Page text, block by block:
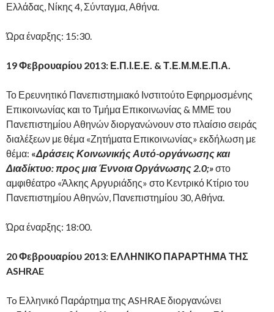
Ελλάδας, Νίκης 4, Σύνταγμα, Αθήνα.
Ώρα έναρξης: 15:30.
19 Φεβρουαρίου 2013: Ε.Π.Ι.Ε.Ε. & Τ.Ε.Μ.Μ.Ε.Π.Α.
Το Ερευνητικό Πανεπιστημιακό Ινστιτούτο Εφηρμοσμένης
Επικοινωνίας και το Τμήμα Επικοινωνίας & ΜΜΕ του
Πανεπιστημίου Αθηνών διοργανώνουν στο πλαίσιο σειράς
διαλέξεων με θέμα «Ζητήματα Επικοινωνίας» εκδήλωση με
θέμα: «Δράσεις Κοινωνικής Αυτό-οργάνωσης και
Διαδίκτυο: προς μια Έννοια Οργάνωσης 2.0;»στο
αμφιθέατρο «Άλκης Αργυριάδης» στο Κεντρικό Κτίριο του
Πανεπιστημίου Αθηνών, Πανεπιστημίου 30, Αθήνα.
Ώρα έναρξης: 18:00.
20 Φεβρουαρίου 2013: ΕΛΛΗΝΙΚΟ ΠΑΡΑΡΤΗΜΑ ΤΗΣ
ASHRAE
To Ελληνικό Παράρτημα της ASHRAE διοργανώνει